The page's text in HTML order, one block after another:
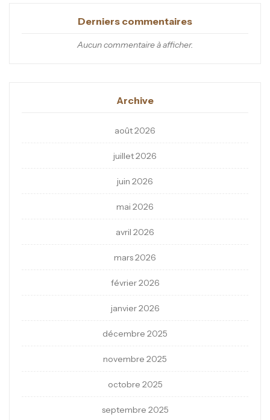
Derniers commentaires
Aucun commentaire à afficher.
Archive
août 2026
juillet 2026
juin 2026
mai 2026
avril 2026
mars 2026
février 2026
janvier 2026
décembre 2025
novembre 2025
octobre 2025
septembre 2025